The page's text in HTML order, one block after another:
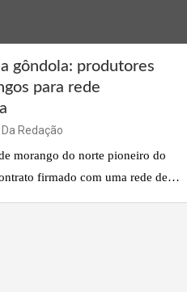
gôndola: produtores
para rede
Da Redação
morango do norte pioneiro do
firmado com uma rede de…